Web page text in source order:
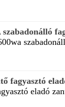
fagyasztó
eladó